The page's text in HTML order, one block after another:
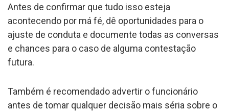
Antes de confirmar que tudo isso esteja
acontecendo por má fé, dê oportunidades para o
ajuste de conduta e documente todas as conversas
e chances para o caso de alguma contestação
futura.
Também é recomendado advertir o funcionário
antes de tomar qualquer decisão mais séria sobre o